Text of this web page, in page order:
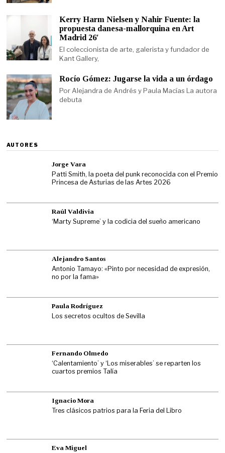
Kerry Harm Nielsen y Nahir Fuente: la
propuesta danesa-mallorquina en Art
Madrid 26′
El coleccionista de arte, galerista y fundador de
Kant Gallery,
Rocío Gómez: Jugarse la vida a un órdago
Por Alejandra de Andrés y Paula Macías La autora
debuta
AUTORES
Jorge Vara
Patti Smith, la poeta del punk reconocida con el Premio
Princesa de Asturias de las Artes 2026
Raúl Valdivia
‘Marty Supreme’ y la codicia del sueño americano
Alejandro Santos
Antonio Tamayo: «Pinto por necesidad de expresión,
no por la fama»
Paula Rodríguez
Los secretos ocultos de Sevilla
Fernando Olmedo
‘Calentamiento’ y ‘Los miserables’ se reparten los
cuartos premios Talía
Ignacio Mora
Tres clásicos patrios para la Feria del Libro
Eva Miguel